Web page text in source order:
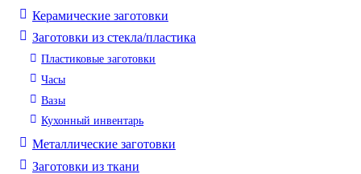
Керамические заготовки
Заготовки из стекла/пластика
Пластиковые заготовки
Часы
Вазы
Кухонный инвентарь
Металлические заготовки
Заготовки из ткани